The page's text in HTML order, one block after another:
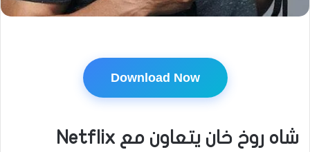
Download Now
شاه روخ خان يتعاون مع Netflix